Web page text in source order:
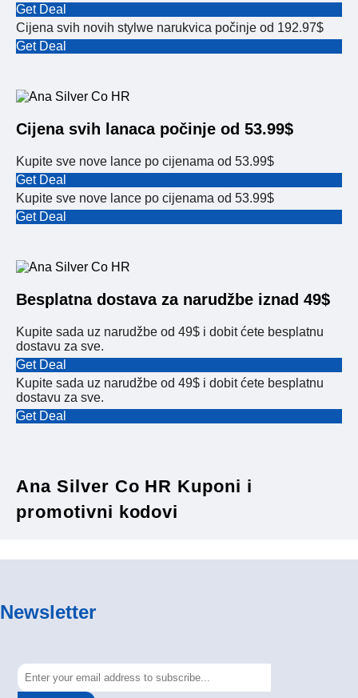
Get Deal
Cijena svih novih stylwe narukvica počinje od 192.97$
Get Deal
Cijena svih lanaca počinje od 53.99$
Kupite sve nove lance po cijenama od 53.99$
Get Deal
Kupite sve nove lance po cijenama od 53.99$
Get Deal
Besplatna dostava za narudžbe iznad 49$
Kupite sada uz narudžbe od 49$ i dobit ćete besplatnu
dostavu za sve.
Get Deal
Kupite sada uz narudžbe od 49$ i dobit ćete besplatnu
dostavu za sve.
Get Deal
Ana Silver Co HR Kuponi i
promotivni kodovi
Newsletter